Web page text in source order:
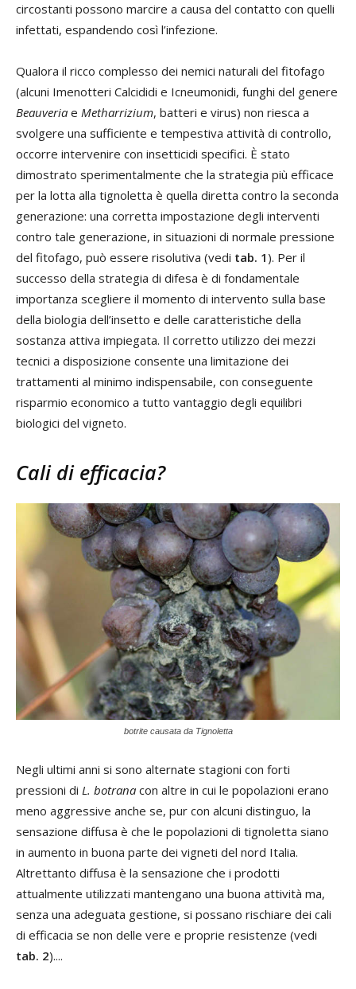
circostanti possono marcire a causa del contatto con quelli
infettati, espandendo così l’infezione.
Qualora il ricco complesso dei nemici naturali del fitofago
(alcuni Imenotteri Calcididi e Icneumonidi, funghi del genere
Beauveria e Metharrizium, batteri e virus) non riesca a
svolgere una sufficiente e tempestiva attività di controllo,
occorre intervenire con insetticidi specifici. È stato
dimostrato sperimentalmente che la strategia più efficace
per la lotta alla tignoletta è quella diretta contro la seconda
generazione: una corretta impostazione degli interventi
contro tale generazione, in situazioni di normale pressione
del fitofago, può essere risolutiva (vedi tab. 1). Per il
successo della strategia di difesa è di fondamentale
importanza scegliere il momento di intervento sulla base
della biologia dell’insetto e delle caratteristiche della
sostanza attiva impiegata. Il corretto utilizzo dei mezzi
tecnici a disposizione consente una limitazione dei
trattamenti al minimo indispensabile, con conseguente
risparmio economico a tutto vantaggio degli equilibri
biologici del vigneto.
Cali di efficacia?
botrite causata da Tignoletta
Negli ultimi anni si sono alternate stagioni con forti
pressioni di L. botrana con altre in cui le popolazioni erano
meno aggressive anche se, pur con alcuni distinguo, la
sensazione diffusa è che le popolazioni di tignoletta siano
in aumento in buona parte dei vigneti del nord Italia.
Altrettanto diffusa è la sensazione che i prodotti
attualmente utilizzati mantengano una buona attività ma,
senza una adeguata gestione, si possano rischiare dei cali
di efficacia se non delle vere e proprie resistenze (vedi
tab. 2)....